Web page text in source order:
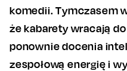
komedii. Tymczasem
że kabarety wracają
ponownie docenia
zespołową energię i